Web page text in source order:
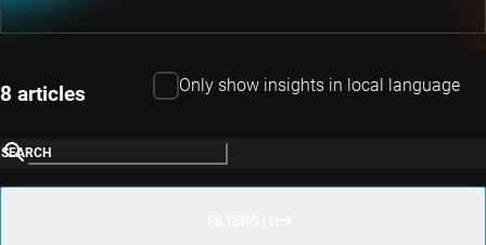
8 articles Only show insights in local language
SEARCH